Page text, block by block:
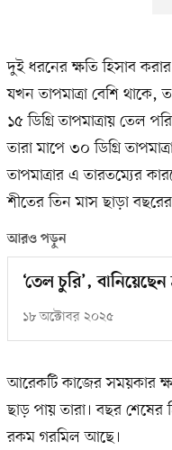
দুই ধরনের ক্ষতি হিসাব
যখন তাপমাত্রা বেশি
১৫ ডিগ্রি তাপমাত্রায় তেল
তারা মাপে ৩০ ডিগ্রি
তাপমাত্রার এ তারতম্যের
শীতের তিন মাস ছাড়া
আরও পড়ুন
‘তেল চুরি’,
১৮ অক্টোবর ২০২৫
আরেকটি কাজের সময়কার
ছাড় পায় তারা। বছর শেষের
রকম গরমিল আছে।